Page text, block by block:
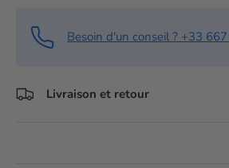
Besoin d'un conseil ? +33
Livraison et retour